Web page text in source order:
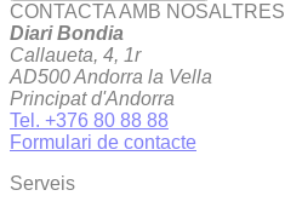
CONTACTA AMB NOSALTRES
Diari Bondia
Callaueta, 4, 1r
AD500 Andorra la Vella
Principat d'Andorra
Tel. +376 80 88 88
Formulari de contacte
Serveis